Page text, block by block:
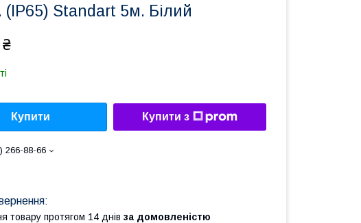
(IP65) Standart 5м. Білий
Купити Купити з
266-88-66
товару протягом 14 днів за домовленістю